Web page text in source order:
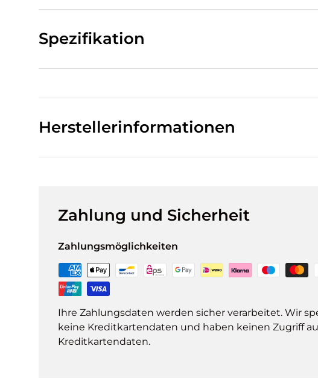
Spezifikation
Herstellerinformationen
Zahlung und Sicherheit
Zahlungsmöglichkeiten
Ihre Zahlungsdaten werden sicher verarbeitet. Wir
keine Kreditkartendaten und haben keinen Zugriff
Kreditkartendaten.